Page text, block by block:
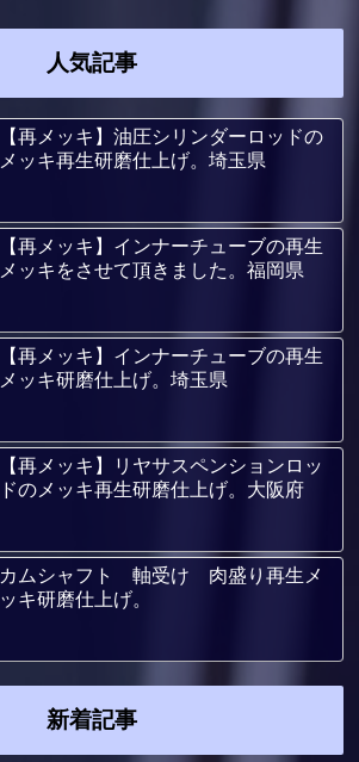
人気記事
【再メッキ】油圧シリンダーロッドの
メッキ再生研磨仕上げ。埼玉県
【再メッキ】インナーチューブの再生
メッキをさせて頂きました。福岡県
【再メッキ】インナーチューブの再生
メッキ研磨仕上げ。埼玉県
【再メッキ】リヤサスペンションロッ
ドのメッキ再生研磨仕上げ。大阪府
カムシャフト 軸受け 肉盛り再生メ
ッキ研磨仕上げ。
新着記事